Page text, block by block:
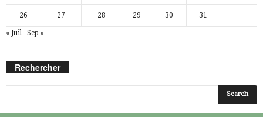
26 27 28 29 30 31
« Juil Sep »
Rechercher